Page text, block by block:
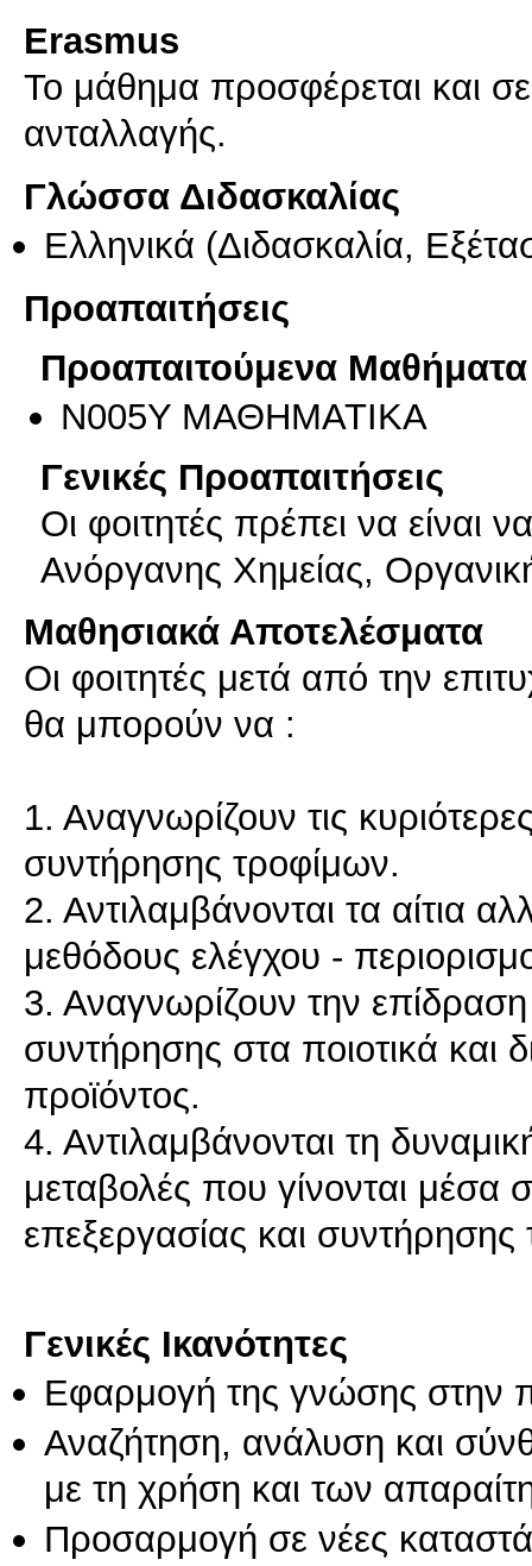
Erasmus
Το μάθημα προσφέρεται και
ανταλλαγής.
Γλώσσα Διδασκαλίας
Ελληνικά (Διδασκαλία,
Προαπαιτήσεις
Προαπαιτούμενα Μαθήματα
Ν005Υ ΜΑΘΗΜΑΤΙΚΑ
Γενικές Προαπαιτήσεις
Οι φοιτητές πρέπει να είναι
Ανόργανης Χημείας,
Μαθησιακά Αποτελέσματα
Οι φοιτητές μετά από την
θα μπορούν να :
1. Αναγνωρίζουν τις
συντήρησης τροφίμων.
2. Αντιλαμβάνονται τα αίτια
μεθόδους ελέγχου -
3. Αναγνωρίζουν την
συντήρησης στα ποιοτικά και
προϊόντος.
4. Αντιλαμβάνονται τη
μεταβολές που γίνονται
επεξεργασίας και
Γενικές Ικανότητες
Εφαρμογή της γνώσης στην
Αναζήτηση, ανάλυση και
με τη χρήση και των
Προσαρμογή σε νέες